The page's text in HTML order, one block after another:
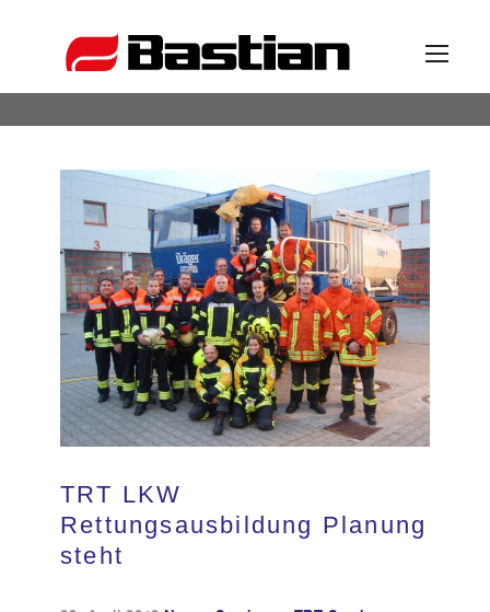
Unternehmen
Ansprechpartner
News
Katalog
Kundendienst
TRT LKW
Rettungsausbildung Planung
steht